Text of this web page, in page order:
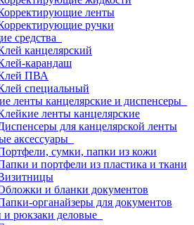
ленты
ручки
средства
канцелярский
карандаш
ПВА
специальный
ленты канцелярские и диспенсеры
ленты канцелярские
для канцелярской ленты
аксессуары
сумки, папки из кожи
и портфели из пластика и ткани
и бланки документов
органайзеры для документов
рюкзаки деловые